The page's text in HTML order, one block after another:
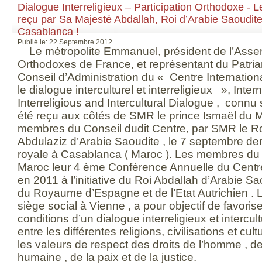
Dialogue Interreligieux – Participation Orthodoxe -
reçu par Sa Majesté Abdallah, Roi d’Arabie
Casablanca !
Publié le: 22 Septembre 2012
Le métropolite Emmanuel, président de
Orthodoxes de France, et représentant du
Conseil d’Administration du « Centre
le dialogue interculturel et interreligieux »,
Interreligious and Intercultural Dialogue , connu
été reçu aux côtés de SMR le prince Ismaël du
membres du Conseil dudit Centre, par SMR le
Abdulaziz d’Arabie Saoudite , le 7 septembre
royale à Casablanca ( Maroc ). Les membres
Maroc leur 4 ème Conférence Annuelle du
en 2011 à l’initiative du Roi Abdallah d’Arabie
du Royaume d’Espagne et de l’Etat Autrichien .
siège social à Vienne , a pour objectif de
conditions d’un dialogue interreligieux et
entre les différentes religions, civilisations et
les valeurs de respect des droits de l’homme ,
humaine , de la paix et de la justice.